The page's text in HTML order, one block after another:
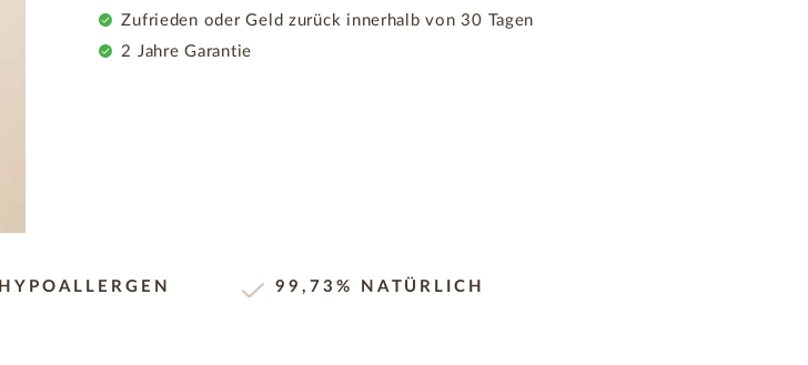
Zufrieden oder Geld zurück innerhalb von 30 Tagen
2 Jahre Garantie
HYPOALLERGEN 99,73% NATÜRLICH